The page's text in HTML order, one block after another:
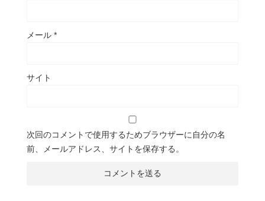
メール *
サイト
次回のコメントで使用するためブラウザーに自分の名
前、メールアドレス、サイトを保存する。